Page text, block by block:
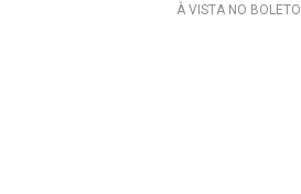
À VISTA NO BOLETO